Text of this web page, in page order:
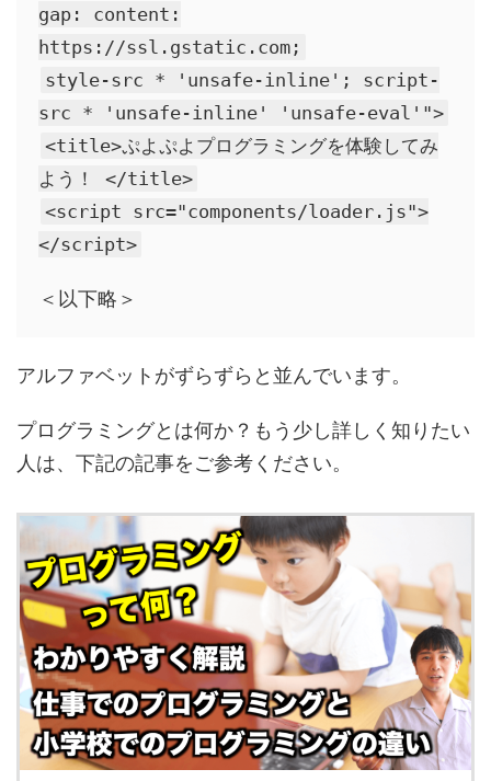
gap: content:
https://ssl.gstatic.com;
style-src * 'unsafe-inline'; script-
src * 'unsafe-inline' 'unsafe-eval'">
<title>ぷよぷよプログラミングを体験してみ
よう！ </title>
<script src="components/loader.js">
</script>
＜以下略＞
アルファベットがずらずらと並んでいます。
プログラミングとは何か？もう少し詳しく知りたい
人は、下記の記事をご参考ください。